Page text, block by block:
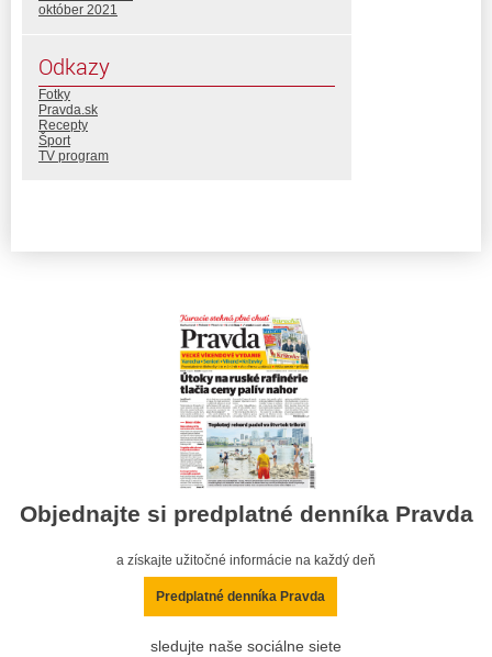
október 2021
Odkazy
Fotky
Pravda.sk
Recepty
Šport
TV program
Objednajte si predplatné denníka Pravda
a získajte užitočné informácie na každý deň
Predplatné denníka Pravda
sledujte naše sociálne siete